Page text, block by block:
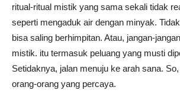
ritual-ritual mistik yang sama sekali tidak
seperti mengaduk air dengan minyak.
bisa saling berhimpitan. Atau, jangan-
mistik. itu termasuk peluang yang musti
Setidaknya, jalan menuju ke arah sana.
orang-orang yang percaya.